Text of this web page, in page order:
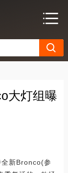
大灯组曝
新Bronco(参